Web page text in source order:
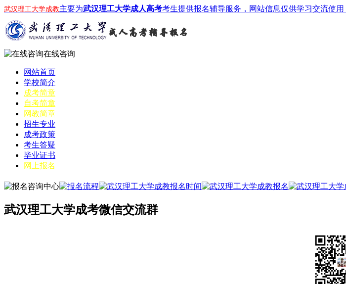
武汉理工大学成教主要为武汉理工大学成人高考考生提供报名辅导服务，网站信息仅供学习交流使
在线咨询
网站首页
学校简介
成考简章
自考简章
网教简章
招生专业
成考政策
考生答疑
毕业证书
网上报名
武汉理工大学成考微信交流群